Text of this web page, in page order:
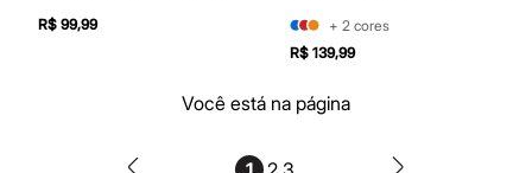
Sapatos
R$ 99,99 + 2 cores
R$ 139,99
Você está na página